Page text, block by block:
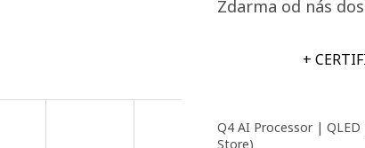
Zdarma od nás
+
Q4 AI Processor |
Store)